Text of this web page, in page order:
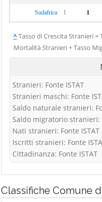
Castelspina
Cavatore
Cerreto Grue
Cerrina
Monferrato
Coniolo
Conzano
Costa Vescovato
Oviglio
Monferrato
Parodi Ligure
Pasturana
Pecetto di
Valenza
Sudafrica 1
^Tasso di Crescita Stranieri
Mortalità Stranieri + Tasso
Stranieri: Fonte ISTAT
Stranieri maschi: Fonte
Saldo naturale stranieri:
Saldo migratorio stranieri:
Nati stranieri: Fonte ISTAT
Iscritti stranieri: Fonte
Cittadinanza: Fonte ISTAT
Classifiche Comune